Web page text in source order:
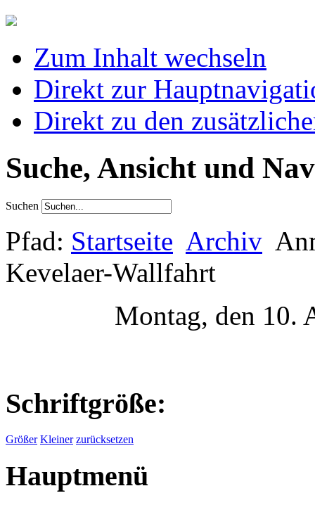
Zum Inhalt wechseln
Direkt zur
Direkt zu den
Suche, Ansicht und
Suchen
Pfad: Startseite Archiv
Kevelaer-Wallfahrt
Montag, den 10.
Schriftgröße:
Größer Kleiner zurücksetzen
Hauptmenü